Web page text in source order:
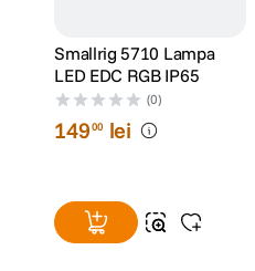
Smallrig 5710 Lampa
LED EDC RGB IP65
(0)
14900 lei